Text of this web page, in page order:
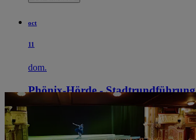
oct
11
dom.
Phönix-Hörde - Stadtrundführung
Burg Hörde
Burg Hörde
Ver entradas